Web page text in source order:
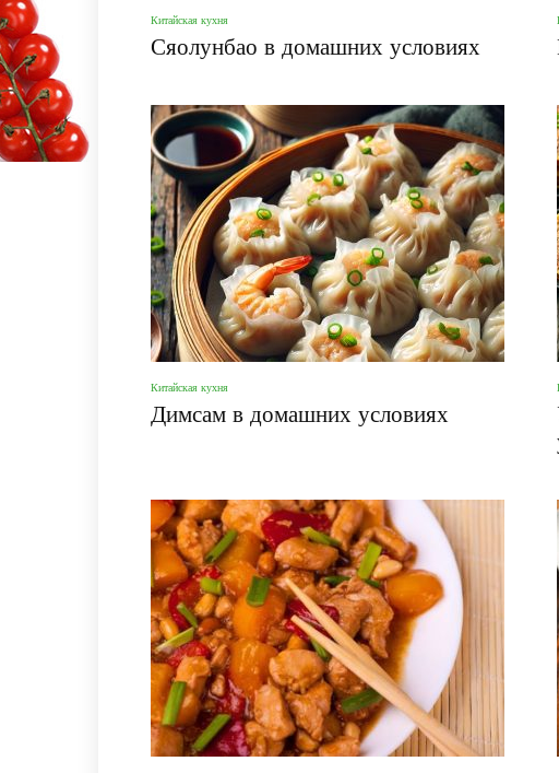
Китайская кухня
Сяолунбао в домашних условиях
Китайская кухня
Димсам в домашних условиях